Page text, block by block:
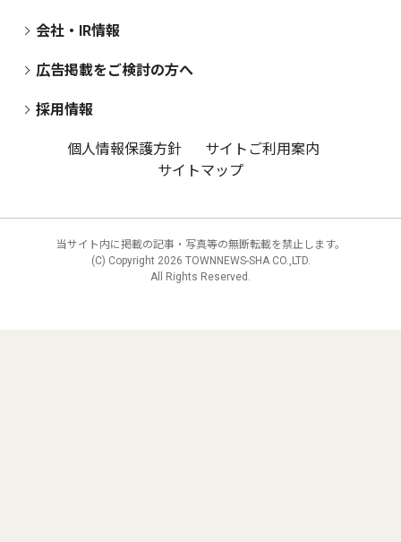
会社・IR情報
広告掲載をご検討の方へ
採用情報
個人情報保護方針
サイトご利用案内
サイトマップ
当サイト内に掲載の記事・写真等の無断転載を禁止します。
(C) Copyright 2026 TOWNNEWS-SHA CO.,LTD.
All Rights Reserved.